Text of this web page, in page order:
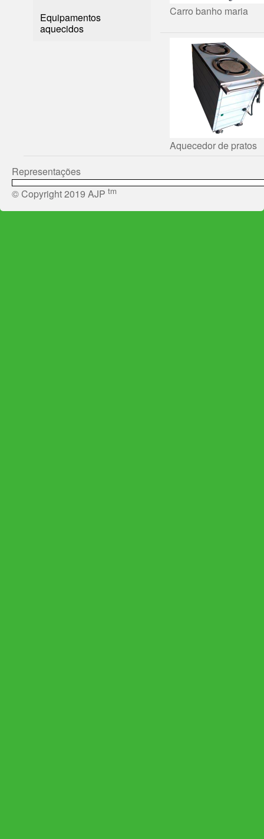
Equipamentos
aquecidos
Carro banho maria
Aquecedor de pratos
Representações
© Copyright 2019 AJP tm